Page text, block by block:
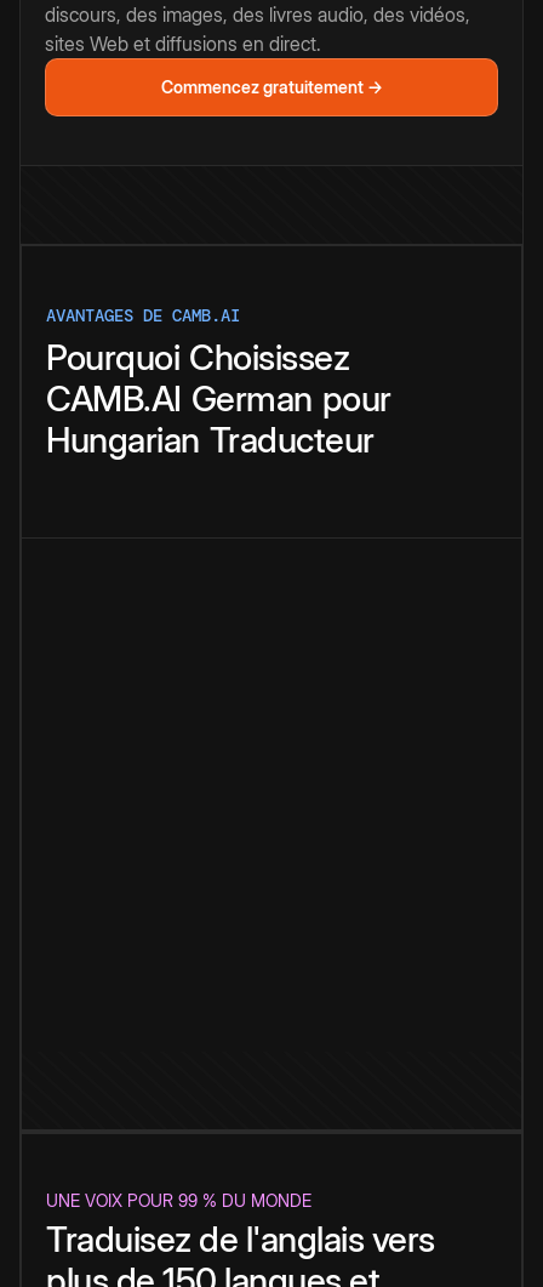
discours, des images, des livres audio, des vidéos,
sites Web et diffusions en direct.
Commencez gratuitement →
AVANTAGES DE CAMB.AI
Pourquoi Choisissez
CAMB.AI German pour
Hungarian Traducteur
UNE VOIX POUR 99 % DU MONDE
Traduisez de l'anglais vers